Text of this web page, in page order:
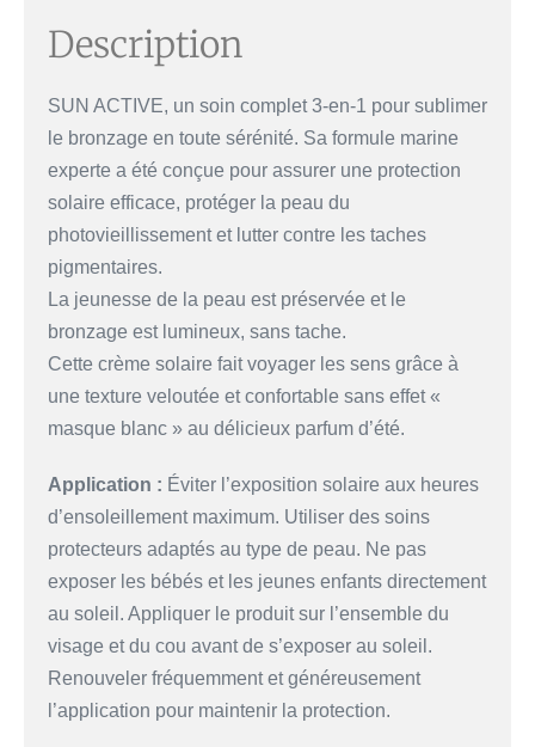
Description
SUN ACTIVE, un soin complet 3-en-1 pour sublimer
le bronzage en toute sérénité. Sa formule marine
experte a été conçue pour assurer une protection
solaire efficace, protéger la peau du
photovieillissement et lutter contre les taches
pigmentaires.
La jeunesse de la peau est préservée et le
bronzage est lumineux, sans tache.
Cette crème solaire fait voyager les sens grâce à
une texture veloutée et confortable sans effet «
masque blanc » au délicieux parfum d’été.
Application : Éviter l’exposition solaire aux heures
d’ensoleillement maximum. Utiliser des soins
protecteurs adaptés au type de peau. Ne pas
exposer les bébés et les jeunes enfants directement
au soleil. Appliquer le produit sur l’ensemble du
visage et du cou avant de s’exposer au soleil.
Renouveler fréquemment et généreusement
l’application pour maintenir la protection.